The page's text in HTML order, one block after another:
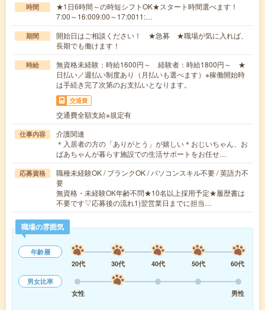
時間
★1日6時間～の時短シフトOK★スタート時間選べます！
7:00～16:009:00～17:0011:…
期間
開始日はご相談ください！ ★急募 ★職場が気に入れば、
長期でも働けます！
時給
無資格未経験：時給1600円～ 経験者：時給1800円～ ★
日払い／週払い制度あり（月払いも選べます）※稼働開始時
は手続き完了次第のお支払いとなります。
交通費
交通費全額支給※規定有
仕事内容
介護関連
＊入居者の方の「ありがとう」が嬉しい＊おじいちゃん、お
ばあちゃんが暮らす施設での生活サポートをお任せ…
応募資格
職種未経験OK / ブランクOK / パソコンスキル不要 / 英語力不
要
無資格・未経験OK年齢不問★10名以上採用予定★履歴書は
不要です▽応募後の流れ1)翌営業日までに担当…
職場の雰囲気
年齢層
20代
30代 40代 50代
60代
男女比率
女性
男性